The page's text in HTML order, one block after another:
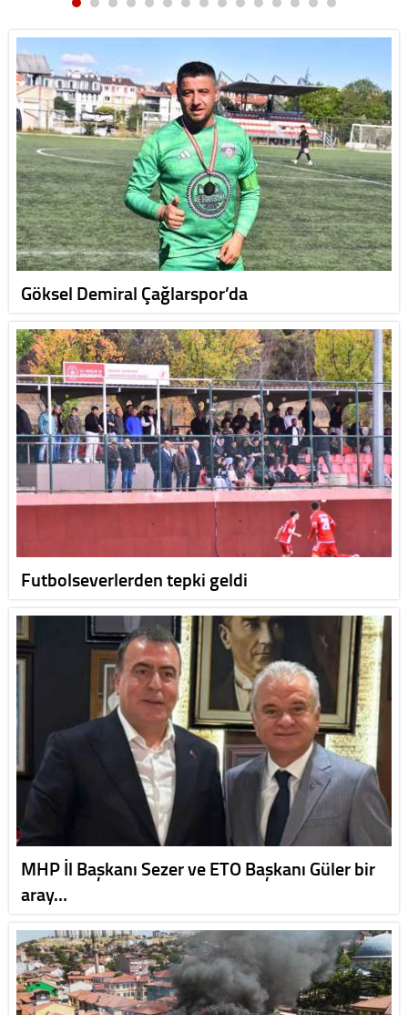
Göksel Demiral Çağlarspor’da
Futbolseverlerden tepki geldi
MHP İl Başkanı Sezer ve ETO Başkanı Güler bir
aray…